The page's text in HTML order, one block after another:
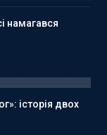
намагався
історія двох